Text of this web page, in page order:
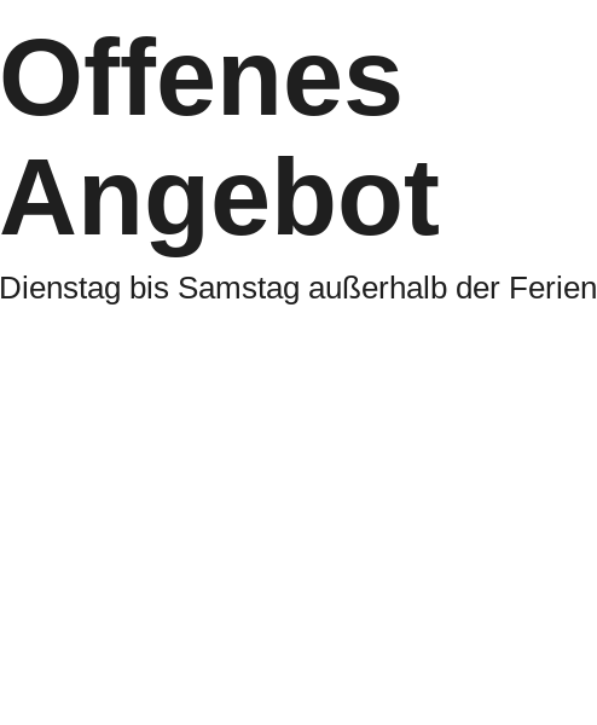
Offenes
Angebot
Dienstag bis Samstag außerhalb der Ferien